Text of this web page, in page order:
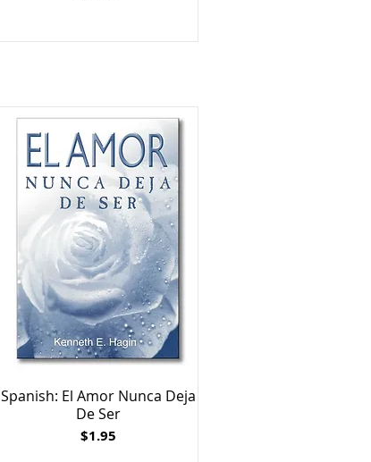
Spanish: El Amor Nunca Deja
De Ser
Price
$1.95